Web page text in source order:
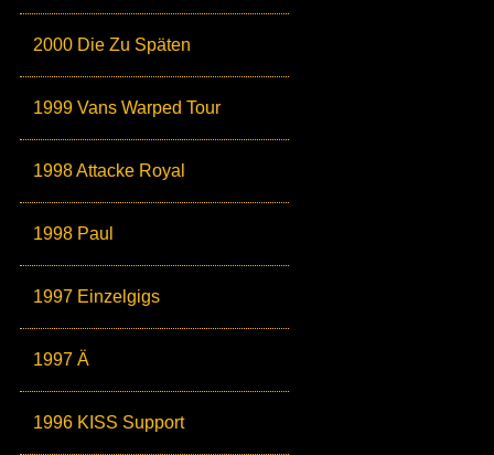
2000 Die Zu Späten
1999 Vans Warped Tour
1998 Attacke Royal
1998 Paul
1997 Einzelgigs
1997 Ä
1996 KISS Support